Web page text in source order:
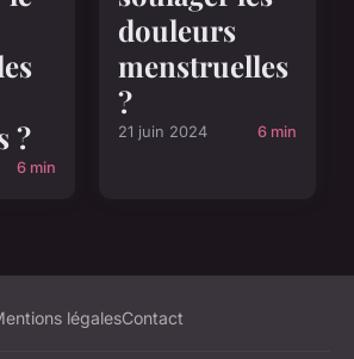
?
6 min
douleurs
menstruelles
?
21 juin 2024 6 min
légalesContact